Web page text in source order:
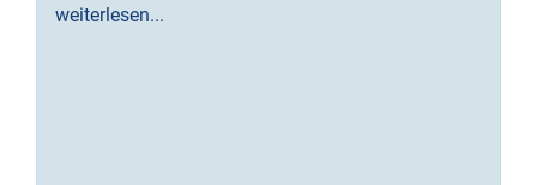
weiterlesen...